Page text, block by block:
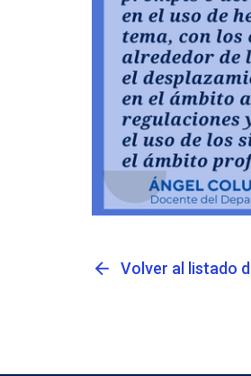
arrow_back Volver al listado